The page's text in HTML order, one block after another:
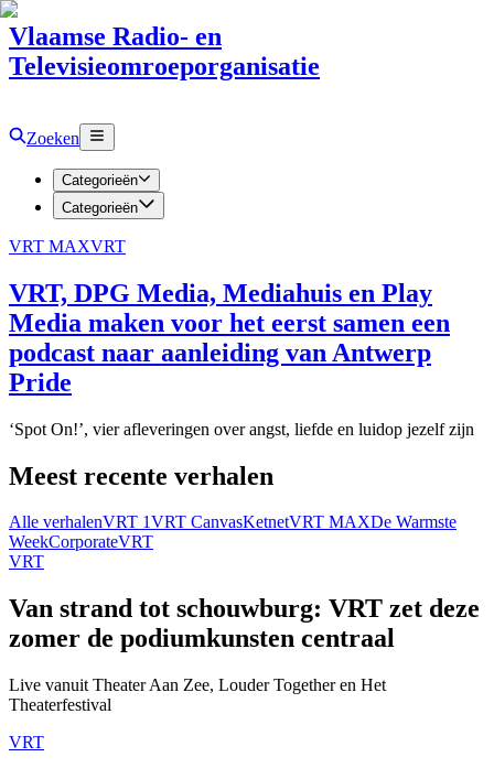
Vlaamse Radio- en
Televisieomroeporganisatie
Zoeken
Categorieën
Categorieën
VRT MAXVRT
VRT, DPG Media, Mediahuis en Play
Media maken voor het eerst samen een
podcast naar aanleiding van Antwerp
Pride
‘Spot On!’, vier afleveringen over angst, liefde en luidop jezelf zijn
Meest recente verhalen
Alle verhalenVRT 1VRT CanvasKetnetVRT MAXDe Warmste
WeekCorporateVRT
VRT
Van strand tot schouwburg: VRT zet deze
zomer de podiumkunsten centraal
Live vanuit Theater Aan Zee, Louder Together en Het
Theaterfestival
VRT